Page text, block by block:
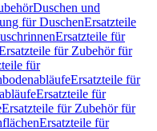
Duschen und
für DuschenErsatzteile
Ersatzteile für
für Zubehör für
für
Ersatzteile für
Ersatzteile für
Ersatzteile für Zubehör für
Ersatzteile für